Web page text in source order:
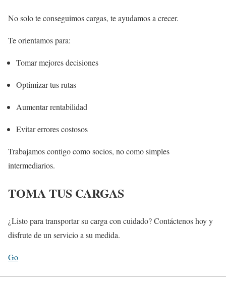
No solo te conseguimos cargas, te ayudamos a crecer.
Te orientamos para:
Tomar mejores decisiones
Optimizar tus rutas
Aumentar rentabilidad
Evitar errores costosos
Trabajamos contigo como socios, no como simples
intermediarios.
TOMA TUS CARGAS
¿Listo para transportar su carga con cuidado? Contáctenos hoy y
disfrute de un servicio a su medida.
Go